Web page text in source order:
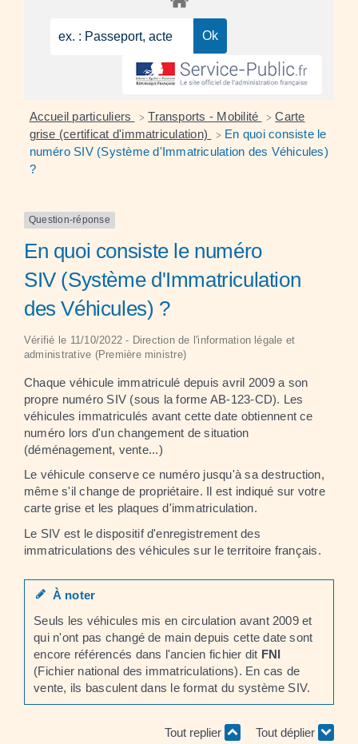
Accueil particuliers > Transports - Mobilité > Carte
grise (certificat d'immatriculation)
> En quoi consiste le
numéro SIV (Système d'Immatriculation des Véhicules)
?
Question-réponse
En quoi consiste le numéro
SIV (Système d'Immatriculation
des Véhicules) ?
Vérifié le 11/10/2022 - Direction de l'information légale et
administrative (Première ministre)
Chaque véhicule immatriculé depuis avril 2009 a son
propre numéro SIV (sous la forme AB-123-CD). Les
véhicules immatriculés avant cette date obtiennent ce
numéro lors d'un changement de situation
(déménagement, vente...)
Le véhicule conserve ce numéro jusqu'à sa destruction,
même s'il change de propriétaire. Il est indiqué sur votre
carte grise et les plaques d'immatriculation.
Le SIV est le dispositif d'enregistrement des
immatriculations des véhicules sur le territoire français.
À noter
Seuls les véhicules mis en circulation avant 2009 et
qui n'ont pas changé de main depuis cette date sont
encore référencés dans l'ancien fichier dit FNI
(Fichier national des immatriculations). En cas de
vente, ils basculent dans le format du système SIV.
Tout replier Tout déplier